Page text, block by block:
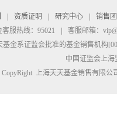
资质证明 研究中心
销售
客服热线：95021
客服邮箱：
基金系证监会批准的基金销售机构
中国证监会上
CopyRight 上海天天基金销售有限